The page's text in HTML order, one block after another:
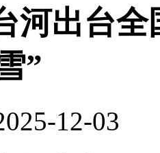
河出台
”
12-03